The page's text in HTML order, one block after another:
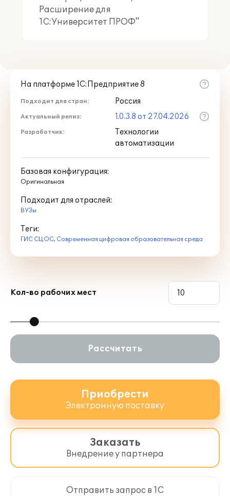
Расширение для
1С:Университет ПРОФ"
На платформе 1С:Предприятие 8
Подходит для стран: Россия
Актуальный релиз: 1.0.3.8 от 27.04.2026
Разработчик:
Технологии
автоматизации
Базовая конфигурация:
Оригинальная
Подходит для отраслей:
ВУЗы
Теги:
ГИС СЦОС, Современная цифровая образовательная среда
Кол-во рабочих мест
Рассчитать
Приобрести
Электронную поставку
Заказать
Внедрение у партнера
Отправить запрос в 1С